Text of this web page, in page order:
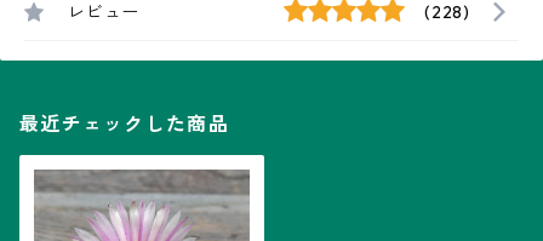
レビュー (228)
最近チェックした商品